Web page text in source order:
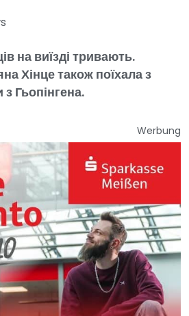
на виїзді тривають.
Хінце також поїхала з
Гьопінгена.
Werbung